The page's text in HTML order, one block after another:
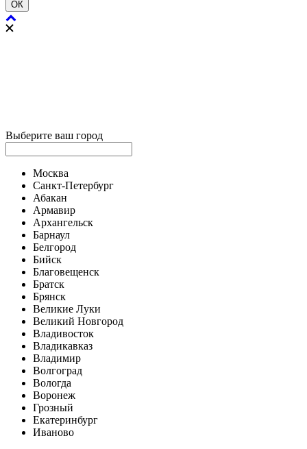
ОК
Выберите ваш город
Москва
Санкт-Петербург
Абакан
Армавир
Архангельск
Барнаул
Белгород
Бийск
Благовещенск
Братск
Брянск
Великие Луки
Великий Новгород
Владивосток
Владикавказ
Владимир
Волгоград
Вологда
Воронеж
Грозный
Екатеринбург
Иваново